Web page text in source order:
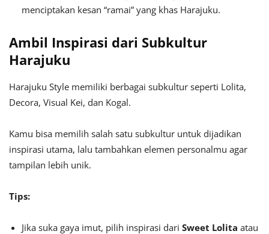
menciptakan kesan “ramai” yang khas Harajuku.
Ambil Inspirasi dari Subkultur
Harajuku
Harajuku Style memiliki berbagai subkultur seperti Lolita,
Decora, Visual Kei, dan Kogal.
Kamu bisa memilih salah satu subkultur untuk dijadikan
inspirasi utama, lalu tambahkan elemen personalmu agar
tampilan lebih unik.
Tips:
Jika suka gaya imut, pilih inspirasi dari Sweet Lolita atau